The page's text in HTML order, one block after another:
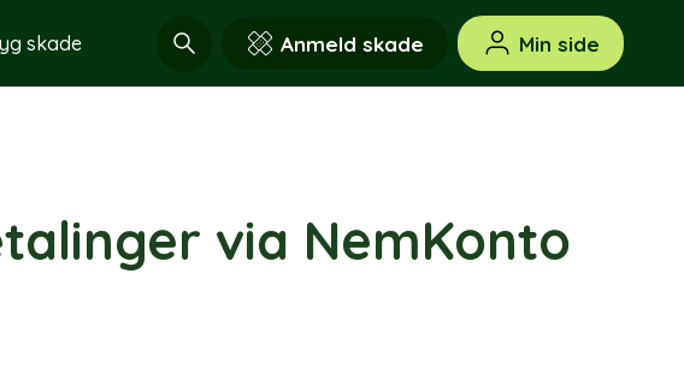
skade Anmeld skade Min side
via NemKonto